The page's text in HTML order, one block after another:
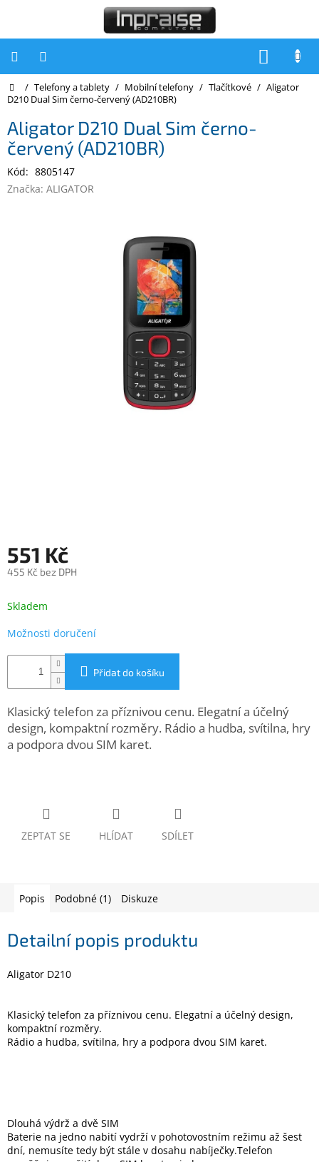
Počítače
Inpraise
Notebooky
Tiskárny
Rozšíření
záruk
a
pojištění
Splátky
Gaming
Telefony
tablety
Dílna
spotřebiče
Počítače
a
Domácnost
VÝPRODEJ
Domů
/ Telefony a tablety / Mobilní telefony / Tlačítkové / Aligator
D210 Dual Sim černo-červený (AD210BR)
Aligator D210 Dual Sim černo-
červený (AD210BR)
Kód: 8805147
Značka: ALIGATOR
551 Kč
455 Kč bez DPH
cena:
Skladem
Možnosti doručení
Přidat do košíku
Klasický telefon za příznivou cenu. Elegatní a účelný
design, kompaktní rozměry. Rádio a hudba, svítilna, hry
a podpora dvou SIM karet.
ZEPTAT SE HLÍDAT SDÍLET
Popis Podobné (1) Diskuze
Detailní popis produktu
Aligator D210
Klasický telefon za příznivou cenu. Elegatní a účelný design,
kompaktní rozměry.
Rádio a hudba, svítilna, hry a podpora dvou SIM karet.
Dlouhá výdrž a dvě SIM
Baterie na jedno nabití vydrží v pohotovostním režimu až šest
dní, nemusíte tedy být stále v dosahu nabíječky.Telefon